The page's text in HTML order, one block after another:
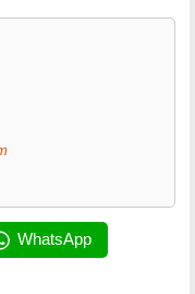
WhatsApp